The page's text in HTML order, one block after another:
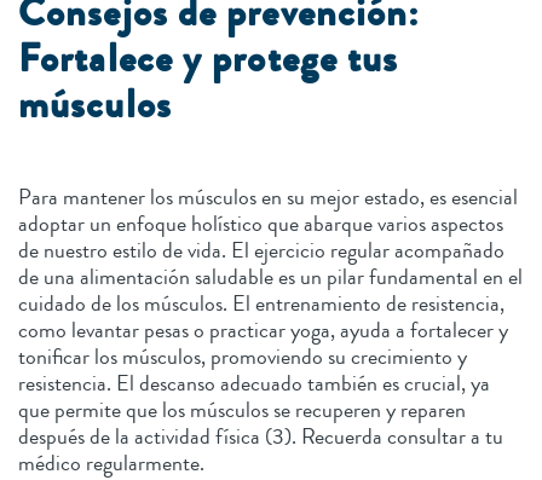
Consejos de prevención:
Fortalece y protege tus
músculos
Para mantener los músculos en su mejor estado, es esencial
adoptar un enfoque holístico que abarque varios aspectos
de nuestro estilo de vida. El ejercicio regular acompañado
de una alimentación saludable es un pilar fundamental en el
cuidado de los músculos. El entrenamiento de resistencia,
como levantar pesas o practicar yoga, ayuda a fortalecer y
tonificar los músculos, promoviendo su crecimiento y
resistencia. El descanso adecuado también es crucial, ya
que permite que los músculos se recuperen y reparen
después de la actividad física (3). Recuerda consultar a tu
médico regularmente.